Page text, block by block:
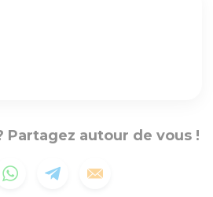
Partagez autour de vous !